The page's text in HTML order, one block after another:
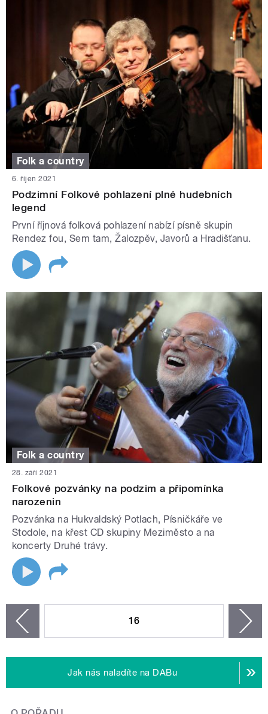
Folk a country
6. říjen 2021
Podzimní Folkové pohlazení plné hudebních
legend
První říjnová folková pohlazení nabízí písně skupin
Rendez fou, Sem tam, Žalozpěv, Javorů a Hradišťanu.
Folk a country
28. září 2021
Folkové pozvánky na podzim a připomínka
narozenin
Pozvánka na Hukvaldský Potlach, Písničkáře ve
Stodole, na křest CD skupiny Meziměsto a na
koncerty Druhé trávy.
16
Jak nás naladíte na DABu